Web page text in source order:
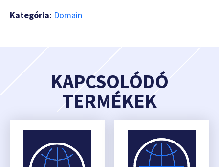
Kategória: Domain
KAPCSOLÓDÓ
TERMÉKEK